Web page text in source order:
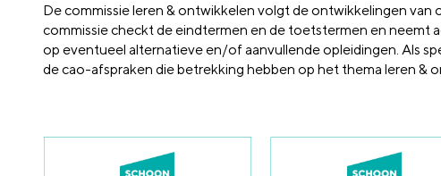
De commissie leren & ontwikkelen volgt de ontwikkelingen
commissie checkt de eindtermen en de toetstermen en neemt
op eventueel alternatieve en/of aanvullende opleidingen. Als
de cao-afspraken die betrekking hebben op het thema leren &